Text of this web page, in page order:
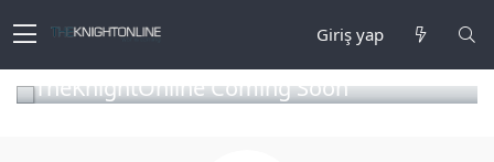
Giriş yap
TheKnightOnline Coming Soon